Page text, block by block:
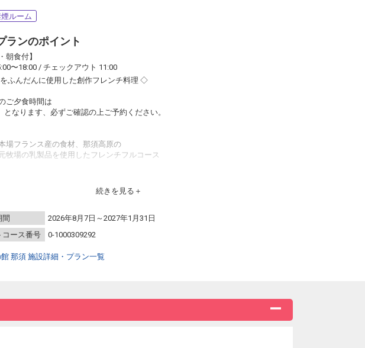
ルーム
ランのポイント
朝食付】
〜18:00 / チェックアウト 11:00
ふんだんに使用した創作フレンチ料理 ◇
ご夕食時間は
となります、必ずご確認の上ご予約ください。
場フランス産の食材、那須高原の
牧場の乳製品を使用したフレンチフルコース
にてごゆっくりお過ごしくださいませ。
入れや季節により変更になる場合がございます。
続きを見る
間
2026年8月7日～2027年1月31日
コース番号
0-1000309292
那須 施設詳細・プラン一覧